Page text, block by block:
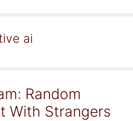
ai
Random
With Strangers